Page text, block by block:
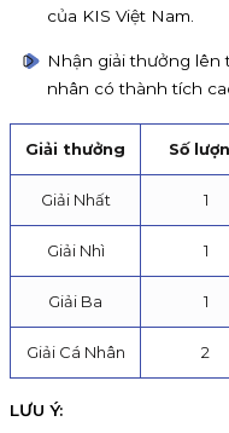
của KIS Việt Nam.
Nhận giải thưởng lên
nhân có thành tích
Giải thưởng Số
Giải Nhất 1
Giải Nhì 1
Giải Ba 1
Giải Cá Nhân 2
LƯU Ý: